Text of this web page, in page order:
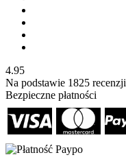
4.95
Na podstawie 1825 recenzji
Bezpieczne płatności